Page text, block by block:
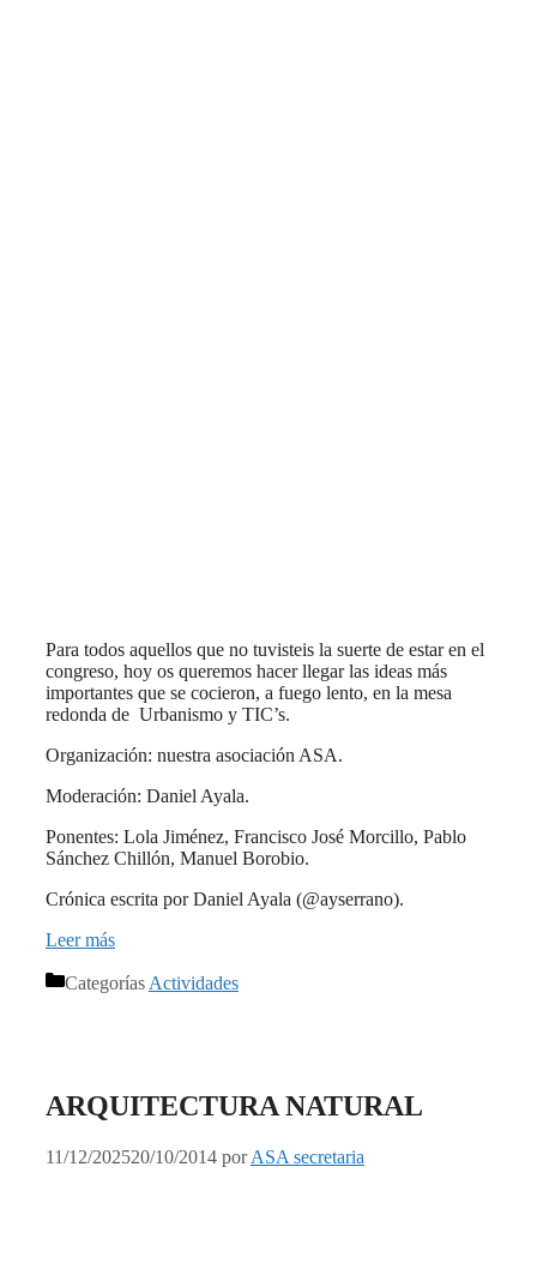
Para todos aquellos que no tuvisteis la suerte de estar en el
congreso, hoy os queremos hacer llegar las ideas más
importantes que se cocieron, a fuego lento, en la mesa
redonda de Urbanismo y TIC’s.
Organización: nuestra asociación ASA.
Moderación: Daniel Ayala.
Ponentes: Lola Jiménez, Francisco José Morcillo, Pablo
Sánchez Chillón, Manuel Borobio.
Crónica escrita por Daniel Ayala (@ayserrano).
Leer más
Categorías Actividades
ARQUITECTURA NATURAL
11/12/202520/10/2014 porASA secretaria